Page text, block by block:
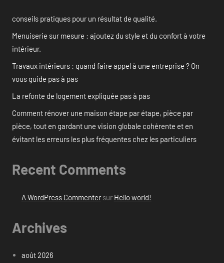
conseils pratiques pour un résultat de qualité.
Menuiserie sur mesure : ajoutez du style et du confort à votre
intérieur.
Travaux intérieurs : quand faire appel à une entreprise ? On
vous guide pas à pas
La refonte de logement expliquée pas à pas
Comment rénover une maison étape par étape, pièce par
pièce, tout en gardant une vision globale cohérente et en
évitant les erreurs les plus fréquentes chez les particuliers
Recent Comments
A WordPress Commentersur Hello world!
Archives
août 2026